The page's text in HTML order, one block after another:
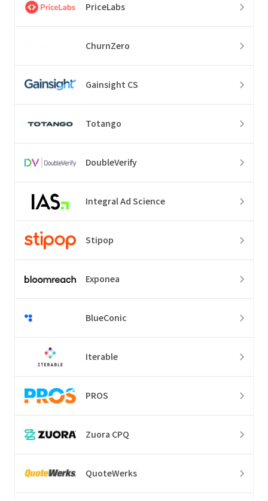
PriceLabs
ChurnZero
Gainsight CS
Totango
DoubleVerify
Integral Ad Science
Stipop
Exponea
BlueConic
Iterable
PROS
Zuora CPQ
QuoteWerks